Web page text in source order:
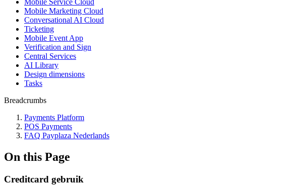
Mobile Service Cloud
Mobile Marketing Cloud
Conversational AI Cloud
Ticketing
Mobile Event App
Verification and Sign
Central Services
AI Library
Design dimensions
Tasks
Breadcrumbs
Payments Platform
POS Payments
FAQ Payplaza Nederlands
On this Page
Creditcard gebruik